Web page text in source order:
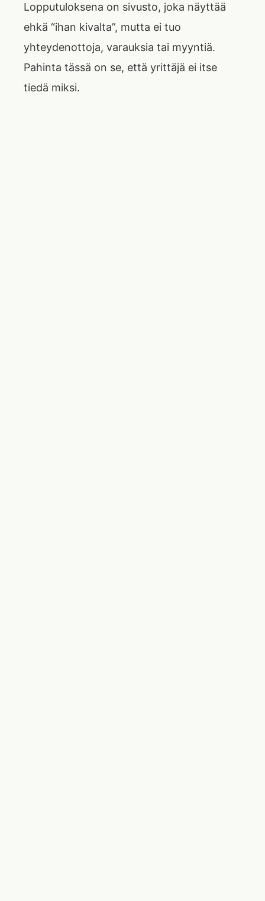
Lopputuloksena on sivusto, joka näyttää
ehkä “ihan kivalta”, mutta ei tuo
yhteydenottoja, varauksia tai myyntiä.
Pahinta tässä on se, että yrittäjä ei itse
tiedä miksi.